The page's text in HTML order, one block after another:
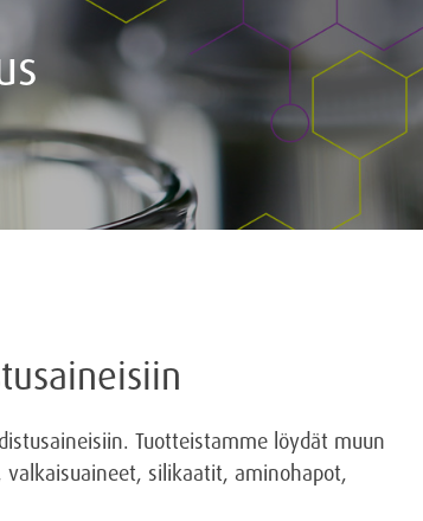
Tuotteistamme löydät muun
silikaatit, aminohapot,